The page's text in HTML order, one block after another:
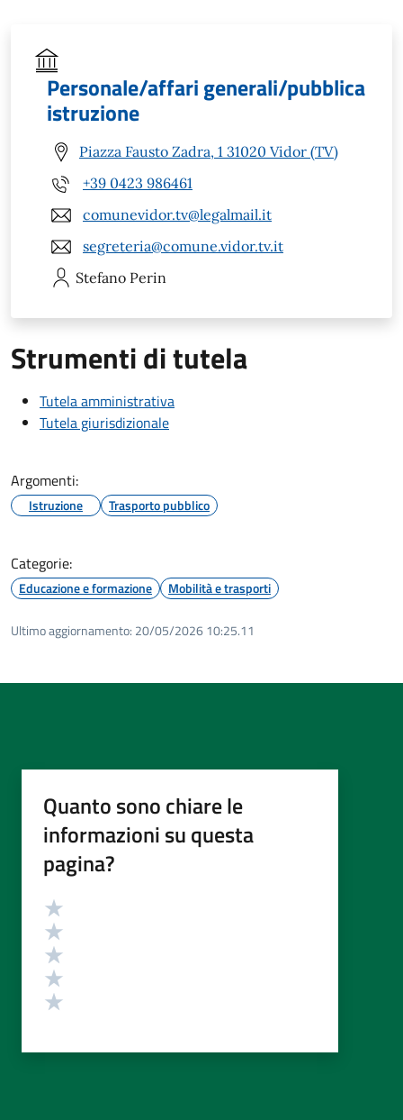
Personale/affari generali/pubblica
istruzione
Piazza Fausto Zadra, 1 31020 Vidor (TV)
+39 0423 986461
comunevidor.tv@legalmail.it
segreteria@comune.vidor.tv.it
Stefano Perin
Strumenti di tutela
Tutela amministrativa
Tutela giurisdizionale
Argomenti:
Istruzione Trasporto pubblico
Categorie:
Educazione e formazione Mobilità e trasporti
Ultimo aggiornamento: 20/05/2026 10:25.11
Quanto sono chiare le
informazioni su questa
pagina?
Valutazione